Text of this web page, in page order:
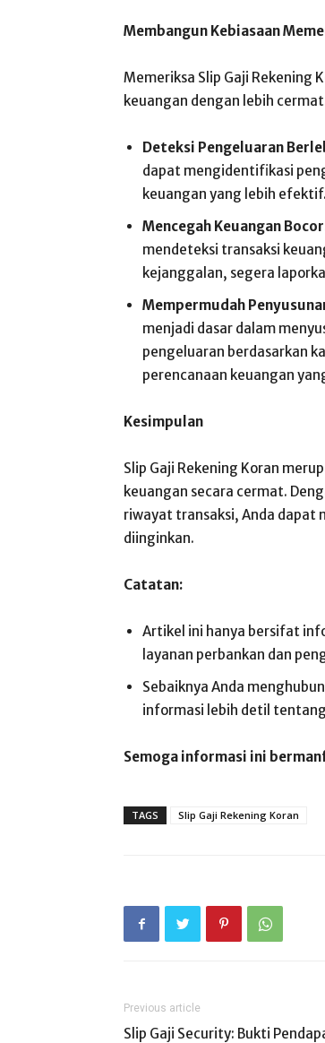
Membangun Kebiasaan
Memeriksa Slip Gaji Rekening
keuangan dengan lebih
Deteksi Pengeluaran
dapat mengidentifikasi
keuangan yang lebih efektif.
Mencegah Keuangan
mendeteksi transaksi
kejanggalan, segera
Mempermudah
menjadi dasar dalam
pengeluaran berdasarkan
perencanaan keuangan
Kesimpulan
Slip Gaji Rekening Koran
keuangan secara cermat.
riwayat transaksi, Anda dapat
diinginkan.
Catatan:
Artikel ini hanya bersifat
layanan perbankan dan
Sebaiknya Anda
informasi lebih detil
Semoga informasi ini
TAGS Slip Gaji Rekening Koran
Previous article
Slip Gaji Security: Bukti